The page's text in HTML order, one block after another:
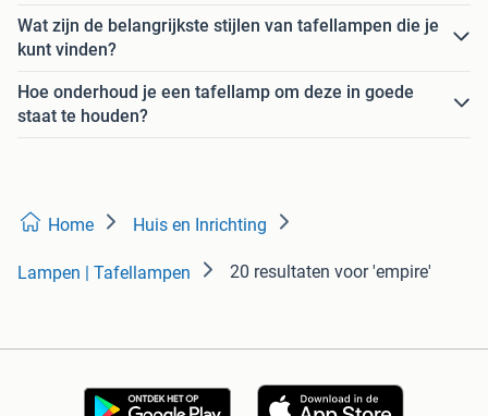
Wat zijn de belangrijkste stijlen van tafellampen die je
kunt vinden?
Hoe onderhoud je een tafellamp om deze in goede
staat te houden?
Home Huis en Inrichting
Lampen | Tafellampen 20 resultaten voor 'empire'